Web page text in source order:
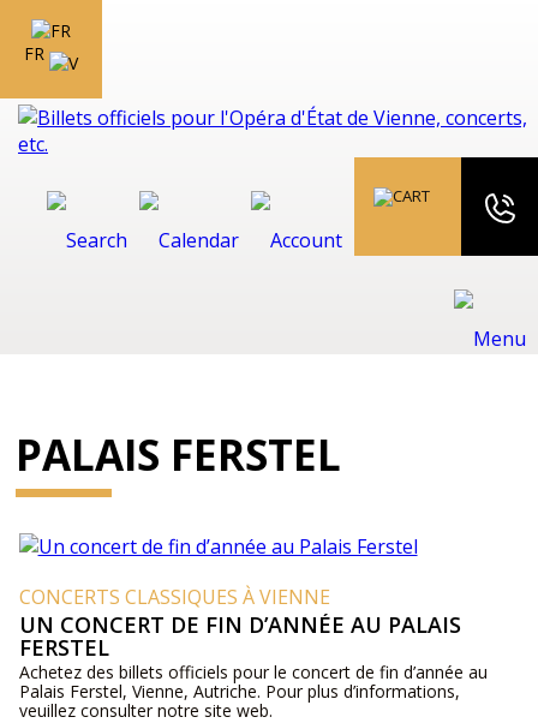
FR
PALAIS FERSTEL
CONCERTS CLASSIQUES À VIENNE
UN CONCERT DE FIN D’ANNÉE AU PALAIS
FERSTEL
Achetez des billets officiels pour le concert de fin d’année au
Palais Ferstel, Vienne, Autriche. Pour plus d’informations,
veuillez consulter notre site web.